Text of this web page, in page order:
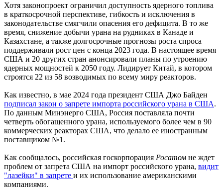
Хотя законопроект ограничил доступность ядерного топлива
в краткосрочной перспективе, гибкость и исключения в
законодательстве смягчили опасения его дефицита. В то же
время, снижение добычи урана на рудниках в Канаде и
Казахстане, а также долгосрочные прогнозы роста спроса
поддерживали рост цен с конца 2023 года. В настоящее время
США и 20 других стран анонсировали планы по утроению
ядерных мощностей к 2050 году. Лидирует Китай, в котором
строятся 22 из 58 возводимых по всему миру реакторов.
Как известно, в мае 2024 года президент США Джо Байден
подписал закон о запрете импорта российского урана в США.
По данным Минэнерго США, Россия поставляла почти
четверть обогащенного урана, используемого более чем в 90
коммерческих реакторах США, что делало ее иностранным
поставщиком №1.
Как сообщалось, российская госкорпорация Росатом не ждет
проблем от запрета США на импорт российского урана, видит
"лазейки" в запрете и их использование американскими
компаниями.